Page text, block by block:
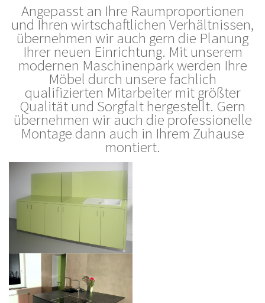
Angepasst an Ihre Raumproportionen
und Ihren wirtschaftlichen Verhältnissen,
übernehmen wir auch gern die Planung
Ihrer neuen Einrichtung. Mit unserem
modernen Maschinenpark werden Ihre
Möbel durch unsere fachlich
qualifizierten Mitarbeiter mit größter
Qualität und Sorgfalt hergestellt. Gern
übernehmen wir auch die professionelle
Montage dann auch in Ihrem Zuhause
montiert.